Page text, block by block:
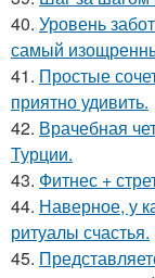
40. Уровень
самый
41. Простые
приятно удивить.
42. Врачебная
Турции.
43. Фитнес +
44. Наверное, у
ритуалы счастья.
45.